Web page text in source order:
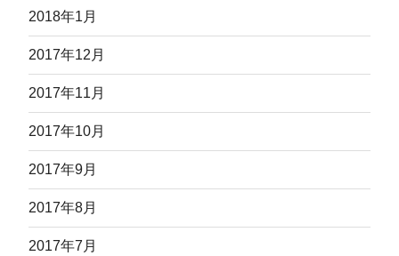
2018年1月
2017年12月
2017年11月
2017年10月
2017年9月
2017年8月
2017年7月